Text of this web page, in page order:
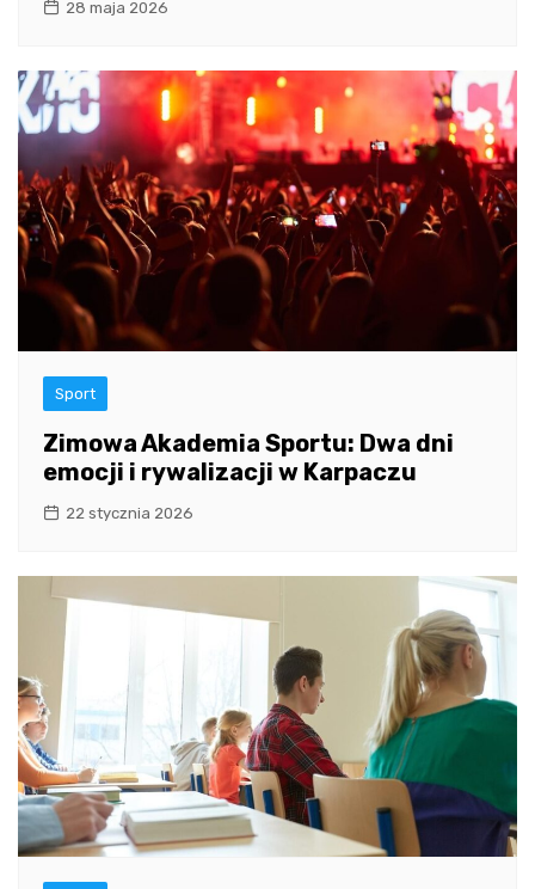
28 maja 2026
Sport
Zimowa Akademia Sportu: Dwa dni
emocji i rywalizacji w Karpaczu
22 stycznia 2026